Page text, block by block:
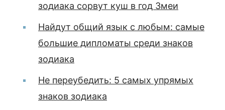
зодиака сорвут куш в год Змеи
Найдут общий язык с любым: самые
большие дипломаты среди знаков
зодиака
Не переубедить: 5 самых упрямых
знаков зодиака